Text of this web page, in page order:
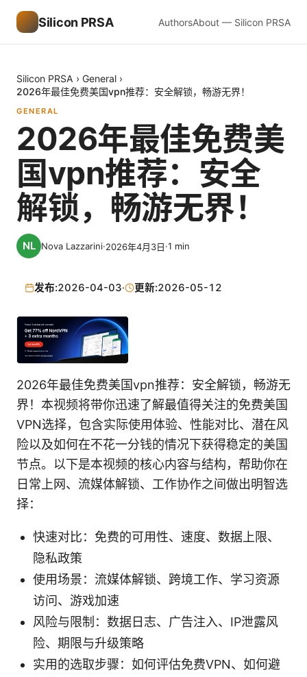
Silicon PRSA AuthorsAbout — Silicon PRSA
Silicon PRSA › General ›
2026年最佳免费美国vpn推荐：安全解锁，畅游无界！
GENERAL
2026年最佳免费美
国vpn推荐：安全
解锁，畅游无界！
Nova Lazzarini·2026年4月3日·1 min
发布:2026-04-03· 更新:2026-05-12
2026年最佳免费美国vpn推荐：安全解锁，畅游无
界！本视频将带你迅速了解最值得关注的免费美国
VPN选择，包含实际使用体验、性能对比、潜在风
险以及如何在不花一分钱的情况下获得稳定的美国
节点。以下是本视频的核心内容与结构，帮助你在
日常上网、流媒体解锁、工作协作之间做出明智选
择：
快速对比：免费的可用性、速度、数据上限、
隐私政策
使用场景：流媒体解锁、跨境工作、学习资源
访问、游戏加速
风险与限制：数据日志、广告注入、IP泄露风
险、期限与升级策略
实用的选取步骤：如何评估免费VPN、如何避